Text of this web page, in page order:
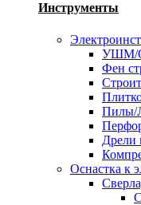
Инструменты
Фен
Пилы/
Дрели
Оснастка к